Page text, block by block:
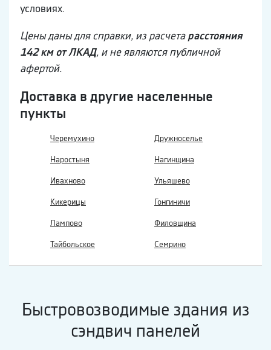
условиях.
Цены даны для справки, из расчетарасстояния
142 км от ЛКАД, и не являются публичной
афертой.
Доставка в другие населенные
пункты
Черемухино Дружноселье
Наростыня Нагинщина
Ивахново Ульяшево
Кикерицы Гонгиничи
Лампово Филовщина
Тайбольское Семрино
Быстровозводимые здания из
сэндвич панелей